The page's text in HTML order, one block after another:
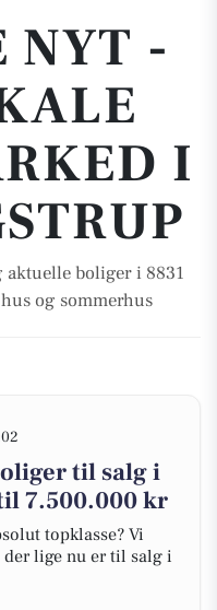
NYT -
I
boliger i 8831
og sommerhus
til salg i
7.500.000 kr
topklasse? Vi
lige nu er til salg i